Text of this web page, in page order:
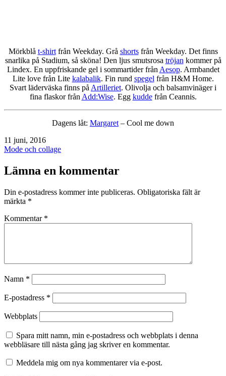
Mörkblå t-shirtfrån Weekday. Grå shortsfrån Weekday. Det finns
snarlika på Stadium, så sköna! Den ljus smutsrosa tröjan kommer på
Lindex. En uppfriskande gel i sommartider från Aesop. Armbandet
Lite love från Lite kalabalik. Fin rund spegel från H&M Home.
Svart läderväska finns på Artilleriet. Olivolja och balsamvinäger i
fina flaskor från Add:Wise. Egg kuddefrån Ceannis.
Dagens låt: Margaret – Cool me down
Publicerat
den
11 juni, 2016
Kategoriserat
Mode och collage
Lämna en kommentar
Din e-postadress kommer inte publiceras. Obligatoriska fält är
märkta *
Kommentar *
Namn *
E-postadress *
Webbplats
Spara mitt namn, min e-postadress och webbplats i denna
webbläsare till nästa gång jag skriver en kommentar.
Meddela mig om nya kommentarer via e-post.